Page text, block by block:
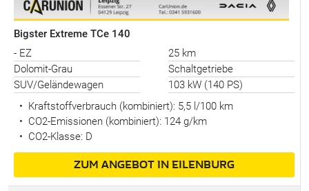
Bigster Extreme TCe 140
- EZ
25 km
Dolomit-Grau
Schaltgetriebe
SUV/Geländewagen
103 kW (140 PS)
•
Kraftstoffverbrauch (kombiniert): 5,5 l/100 km
• CO2-Emissionen (kombiniert): 124 g/km
• CO2-Klasse: D
ZUM ANGEBOT IN EILENBURG